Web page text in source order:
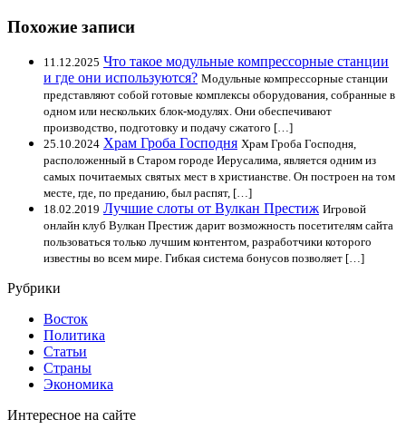
Похожие записи
11.12.2025 Что такое модульные компрессорные станции
и где они используются? Модульные компрессорные станции
представляют собой готовые комплексы оборудования, собранные в
одном или нескольких блок-модулях. Они обеспечивают
производство, подготовку и подачу сжатого […]
25.10.2024 Храм Гроба Господня Храм Гроба Господня,
расположенный в Старом городе Иерусалима, является одним из
самых почитаемых святых мест в христианстве. Он построен на том
месте, где, по преданию, был распят, […]
18.02.2019 Лучшие слоты от Вулкан Престиж Игровой
онлайн клуб Вулкан Престиж дарит возможность посетителям сайта
пользоваться только лучшим контентом, разработчики которого
известны во всем мире. Гибкая система бонусов позволяет […]
Рубрики
Восток
Политика
Статьи
Страны
Экономика
Интересное на сайте